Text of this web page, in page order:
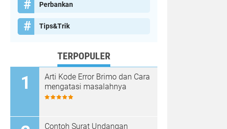
Perbankan
Tips&Trik
TERPOPULER
Arti Kode Error Brimo dan Cara
mengatasi masalahnya
Contoh Surat Undangan